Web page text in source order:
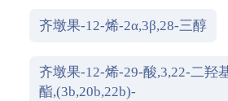
齐墩果-12-烯-2α,3β,28-三醇
齐墩果-12-烯-29-酸,3,22-二羟
酯,(3b,20b,22b)-